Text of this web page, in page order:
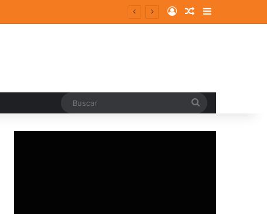
y consolidados Log InRandom Article
Sidebar